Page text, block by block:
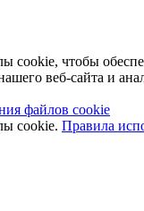
cookie, чтобы
веб-сайта и
файлов cookie
cookie. Правила